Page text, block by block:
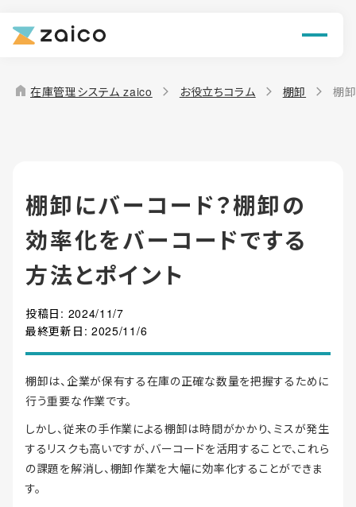
機能
解決できる課題
導入事例
お役立ち情報
home 在庫管理システム zaico お役立ちコラム 棚卸 棚
棚卸にバーコード？棚卸の
効率化をバーコードでする
方法とポイント
投稿日: 2024/11/7
最終更新日: 2025/11/6
棚卸は、企業が保有する在庫の正確な数量を把握するために
行う重要な作業です。
しかし、従来の手作業による棚卸は時間がかかり、ミスが発生
するリスクも高いですが、バーコードを活用することで、これら
の課題を解消し、棚卸作業を大幅に効率化することができま
す。